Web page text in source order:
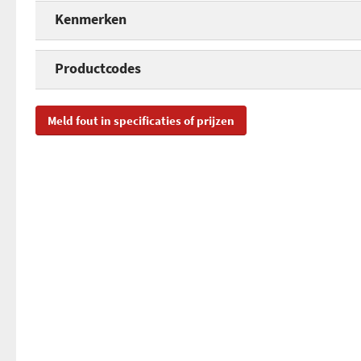
Kenmerken
Kit van twee adapters
QoS
Productcodes
SKU
Meld fout in specificaties of prijzen